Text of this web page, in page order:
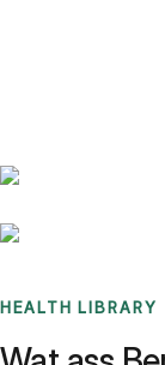
HEALTH LIBRARY